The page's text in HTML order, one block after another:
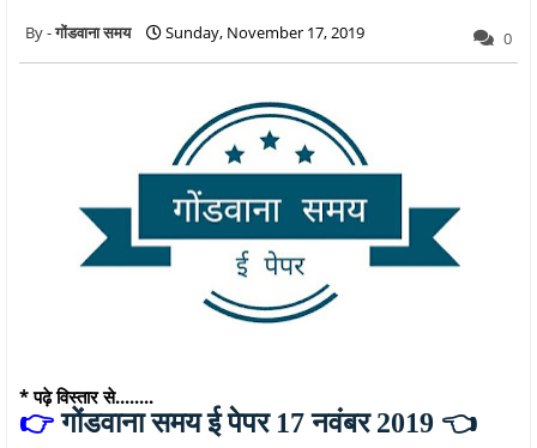
गोंडवाना समय Sunday, November 17, 2019 0
* पढ़े विस्तार से........
👉 गोंडवाना समय ई पेपर 17 नवंबर 2019 👈